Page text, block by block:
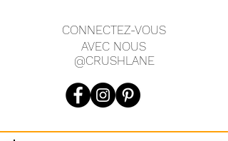
CONNECTEZ-VOUS
AVEC NOUS
@CRUSHLANE